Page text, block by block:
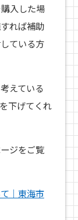
入した場
れば補助
ている方
えている
下げてくれ
ジをご覧
｜東海市